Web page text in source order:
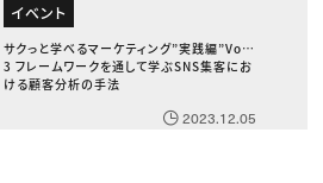
イベント
サクっと学べるマーケティング”実践編”Vol.
3 フレームワークを通して学ぶSNS集客にお
ける顧客分析の手法
2023.12.05